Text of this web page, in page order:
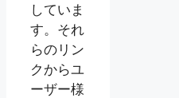
していま
す。それ
らのリン
クからユ
ーザー様